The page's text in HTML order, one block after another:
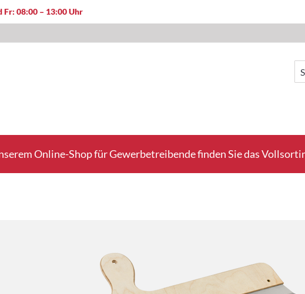
Fr: 08:00 – 13:00 Uhr
Online-Shop für Gewerbetreibende finden Sie das